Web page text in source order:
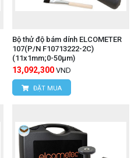
Bộ thử độ bám dính ELCOMETER
107(P/N F10713222-2C)
(11x1mm;0-50μm)
13,092,300 VND
ĐẶT MUA